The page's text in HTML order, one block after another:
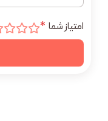
امتیاز شما *